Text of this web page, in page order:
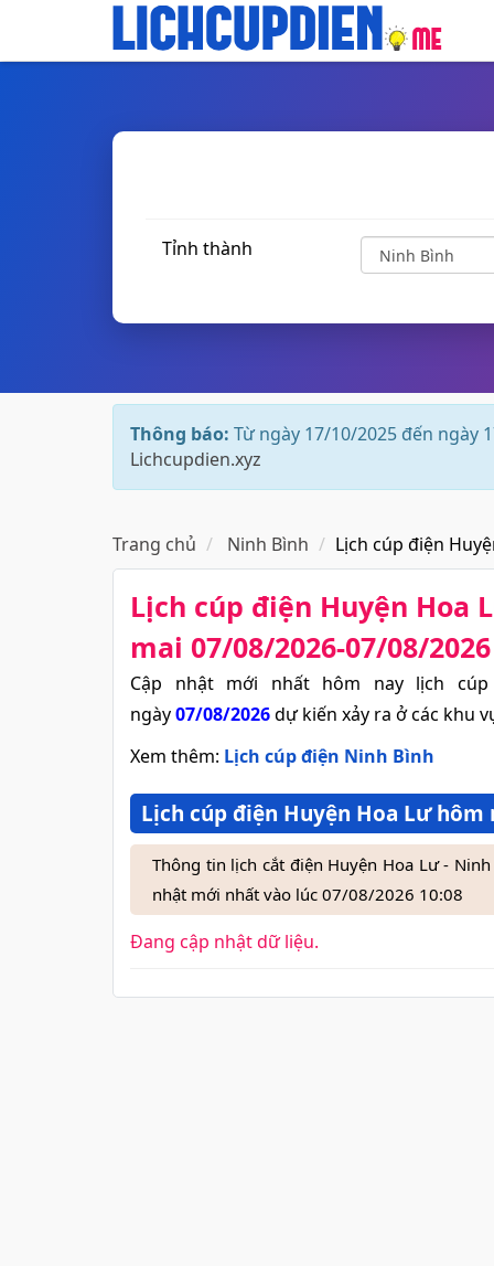
Tỉnh thành
Thông báo: Từ ngày 17/10/2025 đến ngày
Lichcupdien.xyz
Trang chủ Ninh Bình Lịch cúp điện
Lịch cúp điện Huyện Hoa
mai 07/08/2026-07/08/2026
Cập nhật mới nhất hôm nay lịch
ngày07/08/2026dự kiến xảy ra ở các khu
Xem thêm: Lịch cúp điện Ninh Bình
Lịch cúp điện Huyện Hoa Lư
Thông tin lịch cắt điện Huyện Hoa Lư -
nhật mới nhất vào lúc 07/08/2026 10:08
Đang cập nhật dữ liệu.